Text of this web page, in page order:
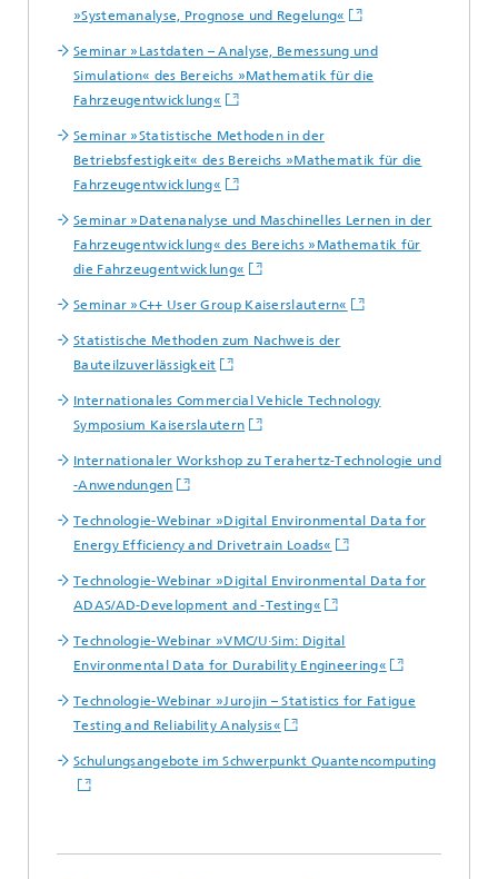
»Systemanalyse, Prognose und Regelung«
Seminar »Lastdaten – Analyse, Bemessung und
Simulation« des Bereichs »Mathematik für die
Fahrzeugentwicklung«
Seminar »Statistische Methoden in der
Betriebsfestigkeit« des Bereichs »Mathematik für die
Fahrzeugentwicklung«
Seminar »Datenanalyse und Maschinelles Lernen in der
Fahrzeugentwicklung« des Bereichs »Mathematik für
die Fahrzeugentwicklung«
Seminar »C++ User Group Kaiserslautern«
Statistische Methoden zum Nachweis der
Bauteilzuverlässigkeit
Internationales Commercial Vehicle Technology
Symposium Kaiserslautern
Internationaler Workshop zu Terahertz-Technologie und
-Anwendungen
Technologie-Webinar »Digital Environmental Data for
Energy Efficiency and Drivetrain Loads«
Technologie-Webinar »Digital Environmental Data for
ADAS/AD-Development and -Testing«
Technologie-Webinar »VMC/U·Sim: Digital
Environmental Data for Durability Engineering«
Technologie-Webinar »Jurojin – Statistics for Fatigue
Testing and Reliability Analysis«
Schulungsangebote im Schwerpunkt Quantencomputing